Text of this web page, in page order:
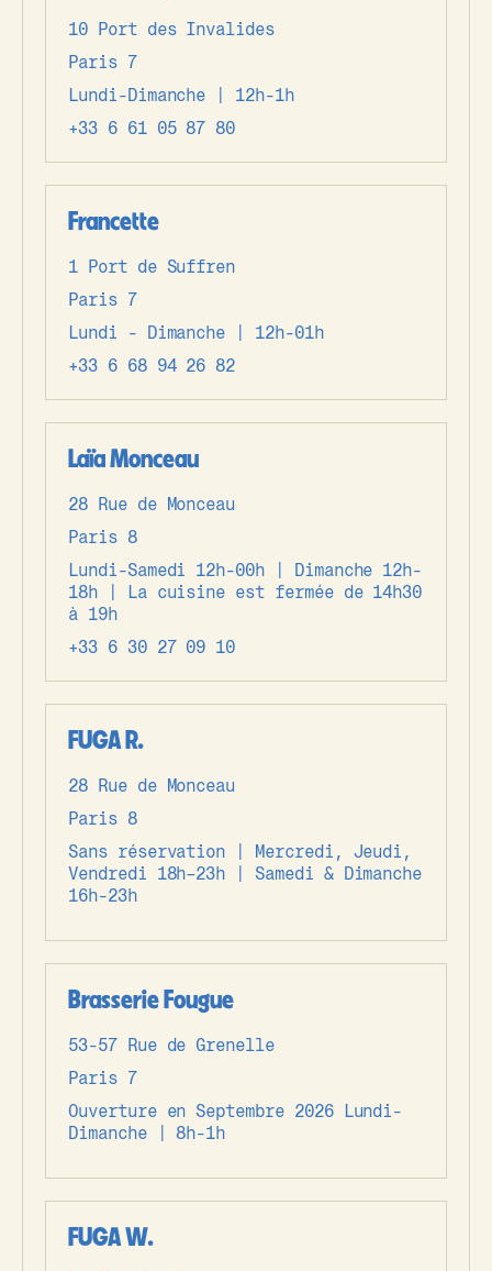
10 Port des Invalides
Paris 7
Lundi-Dimanche | 12h-1h
+33 6 61 05 87 80
Francette
1 Port de Suffren
Paris 7
Lundi - Dimanche | 12h-01h
+33 6 68 94 26 82
Laïa Monceau
28 Rue de Monceau
Paris 8
Lundi-Samedi 12h-00h | Dimanche 12h-
18h | La cuisine est fermée de 14h30
à 19h
+33 6 30 27 09 10
FUGA R.
28 Rue de Monceau
Paris 8
Sans réservation | Mercredi, Jeudi,
Vendredi 18h–23h | Samedi & Dimanche
16h-23h
Brasserie Fougue
53-57 Rue de Grenelle
Paris 7
Ouverture en Septembre 2026 Lundi-
Dimanche | 8h-1h
FUGA W.